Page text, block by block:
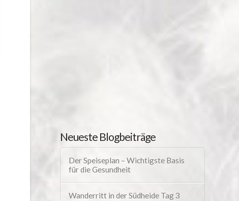
Neueste Blogbeiträge
Der Speiseplan – Wichtigste Basis
für die Gesundheit
Wanderritt in der Südheide Tag 3